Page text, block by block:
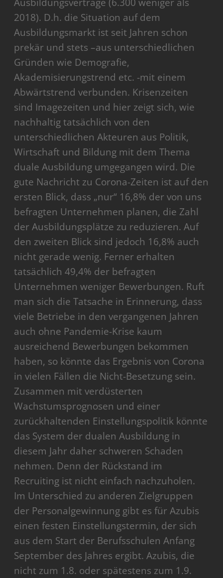
2018). D.h. die Situation auf dem
Ausbildungsmarkt ist seit Jahren schon
prekär und stets –aus unterschiedlichen
Gründen wie Demografie,
Akademisierungstrend etc. -mit einem
Abwärtstrend verbunden. Krisenzeiten
sind Imagezeiten und hier zeigt sich, wie
nachhaltig tatsächlich von den
unterschiedlichen Akteuren aus Politik,
Wirtschaft und Bildung mit dem Thema
duale Ausbildung umgegangen wird. Die
gute Nachricht zu Corona-Zeiten ist auf den
ersten Blick, dass „nur“ 16,8% der von uns
befragten Unternehmen planen, die Zahl
der Ausbildungsplätze zu reduzieren. Auf
den zweiten Blick sind jedoch 16,8% auch
nicht gerade wenig. Ferner erhalten
tatsächlich 49,4% der befragten
Unternehmen weniger Bewerbungen. Ruft
man sich die Tatsache in Erinnerung, dass
viele Betriebe in den vergangenen Jahren
auch ohne Pandemie-Krise kaum
ausreichend Bewerbungen bekommen
haben, so könnte das Ergebnis von Corona
in vielen Fällen die Nicht-Besetzung sein.
Zusammen mit verdüsterten
Wachstumsprognosen und einer
zurückhaltenden Einstellungspolitik könnte
das System der dualen Ausbildung in
diesem Jahr daher schweren Schaden
nehmen. Denn der Rückstand im
Recruiting ist nicht einfach nachzuholen.
Im Unterschied zu anderen Zielgruppen
der Personalgewinnung gibt es für Azubis
einen festen Einstellungstermin, der sich
aus dem Start der Berufsschulen Anfang
September des Jahres ergibt. Azubis, die
nicht zum 1.8. oder spätestens zum 1.9.